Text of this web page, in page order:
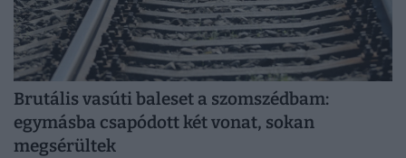
Brutális vasúti baleset a szomszédbam:
egymásba csapódott két vonat, sokan
megsérültek